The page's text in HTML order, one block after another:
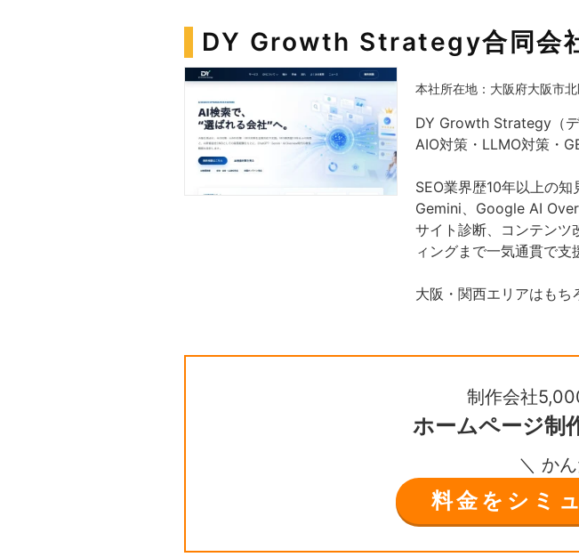
DY Growth Strategy合同会
本社所在地：大阪府大阪市
DY Growth Strategy（デ
AIO対策・LLMO対策・
SEO業界歴10年以上の
Gemini、Google AI
サイト診断、コンテンツ
ィングまで一気通貫で支
大阪・関西エリアはもち
制作会社
ホームページ制
＼ か
料金をシミ